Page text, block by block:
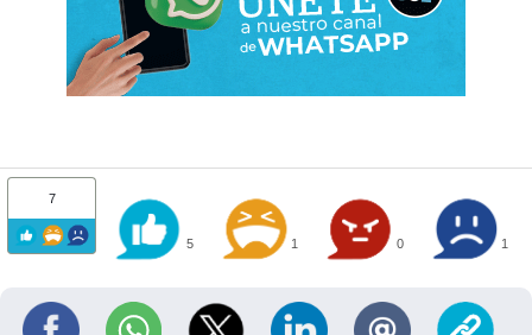
7
5 1 0 1